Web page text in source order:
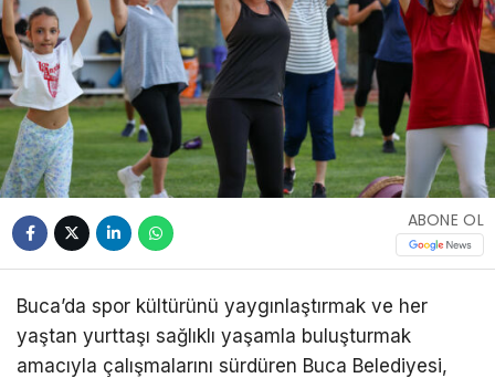
ABONE OL
Buca’da spor kültürünü yaygınlaştırmak ve her
yaştan yurttaşı sağlıklı yaşamla buluşturmak
amacıyla çalışmalarını sürdüren Buca Belediyesi,